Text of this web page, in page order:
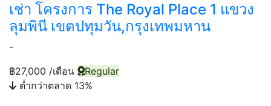
เช่า โครงการ The Royal Place 1 แขวง
ลุมพินี เขตปทุมวัน,กรุงเทพมหาน
-
฿27,000 /เดือน
Regular
ต่ำกว่าตลาด 13%